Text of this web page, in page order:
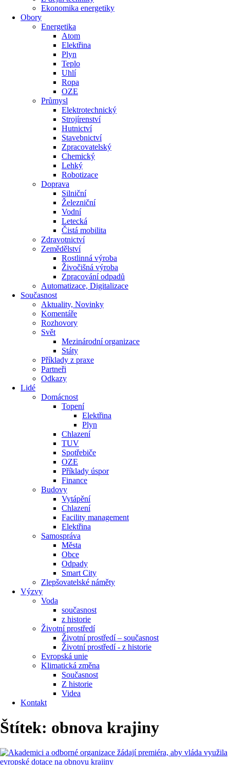
Ekonomika energetiky
Obory
Energetika
Atom
Elektřina
Plyn
Teplo
Uhlí
Ropa
OZE
Průmysl
Elektrotechnický
Strojírenství
Hutnictví
Stavebnictví
Zpracovatelský
Chemický
Lehký
Robotizace
Doprava
Silniční
Železniční
Vodní
Letecká
Čistá mobilita
Zdravotnictví
Zemědělství
Rostlinná výroba
Živočišná výroba
Zpracování odpadů
Automatizace, Digitalizace
Současnost
Aktuality, Novinky
Komentáře
Rozhovory
Svět
Mezinárodní organizace
Státy
Příklady z praxe
Partneři
Odkazy
Lidé
Domácnost
Topení
Elektřina
Plyn
Chlazení
TUV
Spotřebiče
OZE
Příklady úspor
Finance
Budovy
Vytápění
Chlazení
Facility management
Elektřina
Samospráva
Města
Obce
Odpady
Smart City
Zlepšovatelské náměty
Výzvy
Voda
současnost
z historie
Životní prostředí
Životní prostředí – současnost
Životní prostředí ​- z historie
Evropská unie
Klimatická změna
Současnost
Z historie
Videa
Kontakt
Štítek: obnova krajiny